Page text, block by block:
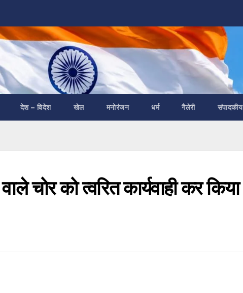
देश – विदेश खेल मनोरंजन धर्म गैलेरी संपादकीय
चोर को त्वरित कार्यवाही कर किया